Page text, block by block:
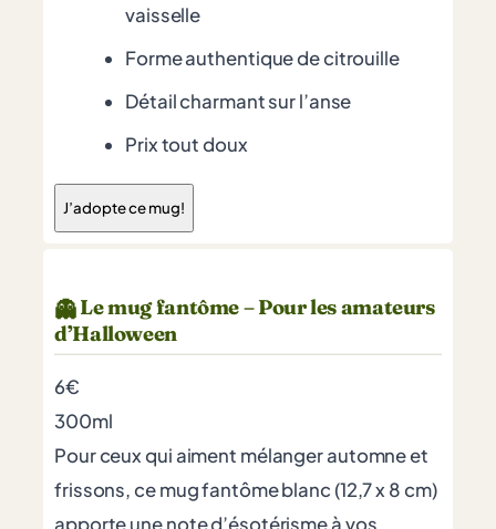
vaisselle
Forme authentique de citrouille
Détail charmant sur l’anse
Prix tout doux
J’adopte ce mug!
👻Le mug fantôme – Pour les amateurs
d’Halloween
6€
300ml
Pour ceux qui aiment mélanger automne et
frissons, ce mug fantôme blanc (12,7 x 8 cm)